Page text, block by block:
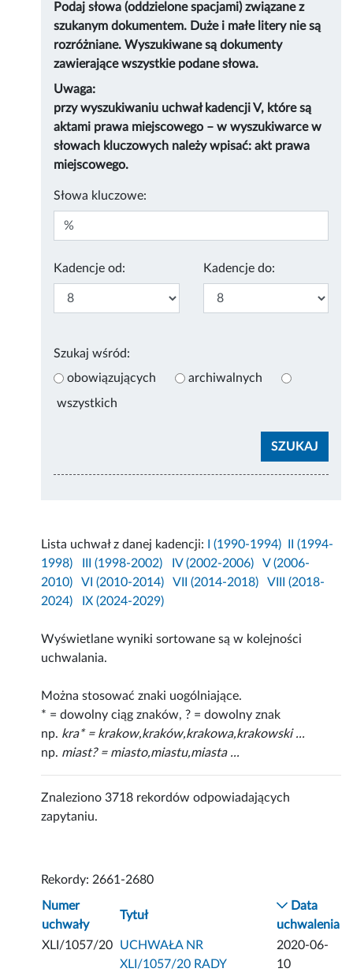
Podaj słowa (oddzielone spacjami) związane z
szukanym dokumentem. Duże i małe litery nie są
rozróżniane. Wyszukiwane są dokumenty
zawierające wszystkie podane słowa.
Uwaga:
przy wyszukiwaniu uchwał kadencji V, które są
aktami prawa miejscowego – w wyszukiwarce w
słowach kluczowych należy wpisać: akt prawa
miejscowego.
Słowa kluczowe:
Kadencje od: Kadencje do:
Szukaj wśród:
obowiązujących
archiwalnych
wszystkich
Lista uchwał z danej kadencji: I (1990-1994)
II (1994-
1998)
III (1998-2002) IV (2002-2006)
V (2006-
2010)
VI (2010-2014) VII (2014-2018)
VIII (2018-
2024)
IX (2024-2029)
Wyświetlane wyniki sortowane są w kolejności
uchwalania.
Można stosować znaki uogólniające.
* = dowolny ciąg znaków, ? = dowolny znak
np. kra* = krakow,kraków,krakowa,krakowski ...
np. miast? = miasto,miastu,miasta ...
Znaleziono 3718 rekordów odpowiadających
zapytaniu.
Rekordy: 2661-2680
Numer
uchwały
Tytuł
Data
uchwalenia
XLI/1057/20
UCHWAŁA NR
XLI/1057/20 RADY
2020-06-
10